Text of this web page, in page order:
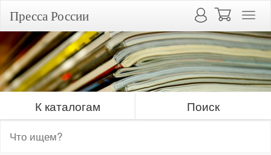
Пресса России
К каталогам Поиск